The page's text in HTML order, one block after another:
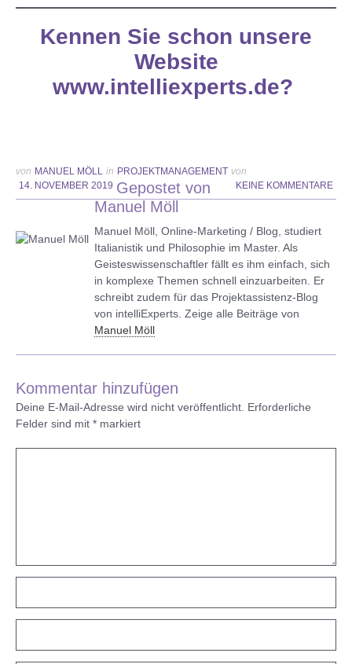
Kennen Sie schon unsere
Website
www.intelliexperts.de?
von MANUEL MÖLL in PROJEKTMANAGEMENT von
14. NOVEMBER 2019
KEINE KOMMENTARE
Gepostet von
Manuel Möll
Manuel Möll, Online-Marketing / Blog, studiert
Italianistik und Philosophie im Master. Als
Geisteswissenschaftler fällt es ihm einfach, sich
in komplexe Themen schnell einzuarbeiten. Er
schreibt zudem für das Projektassistenz-Blog
von intelliExperts. Zeige alle Beiträge von
Manuel Möll
Kommentar hinzufügen
Deine E-Mail-Adresse wird nicht veröffentlicht. Erforderliche
Felder sind mit * markiert